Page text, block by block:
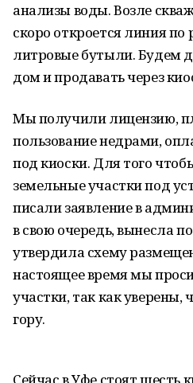
анализы воды. Возле
скоро откроется линия по
литровые бутыли. Будем
дом и продавать через
Мы получили лицензию,
пользование недрами,
под киоски. Для того
земельные участки под
писали заявление в
в свою очередь, вынесла
утвердила схему
настоящее время мы
участки, так как уверены,
гору.